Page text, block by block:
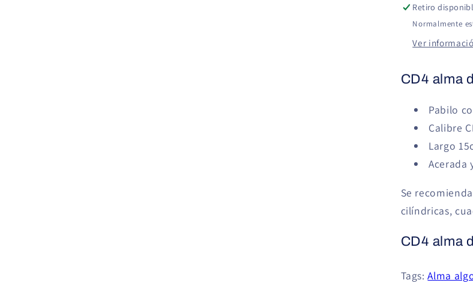
15cm
Retiro
Normalmente
Ver
CD4 alma
Pabilo
Calibre
Largo
Acerada
Se
cilíndricas,
CD4 alma
Tags:Alma